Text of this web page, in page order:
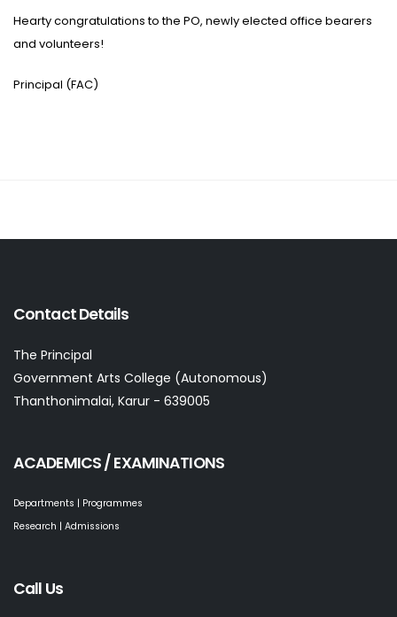
Hearty congratulations to the PO, newly elected office bearers
and volunteers!
Principal (FAC)
Contact Details
The Principal
Government Arts College (Autonomous)
Thanthonimalai, Karur - 639005
ACADEMICS / EXAMINATIONS
Departments | Programmes
Research | Admissions
Call Us